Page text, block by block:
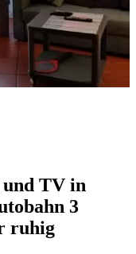
TV in
3
ruhig